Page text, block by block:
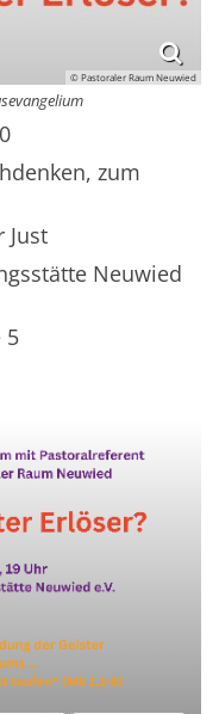
© Pastoraler Raum Neuwied
zum
Just
Neuwied
5